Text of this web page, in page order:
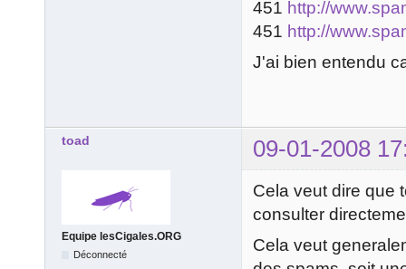
451 http://
451 http://
J'ai bien entendu
toad 09-01-2008
Equipe lesCigales.ORG
Déconnecté
Cela veut dire que
consulter
Cela veut